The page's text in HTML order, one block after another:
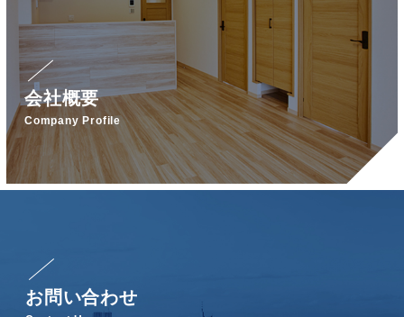
会社概要
Company Profile
お問い合わせ